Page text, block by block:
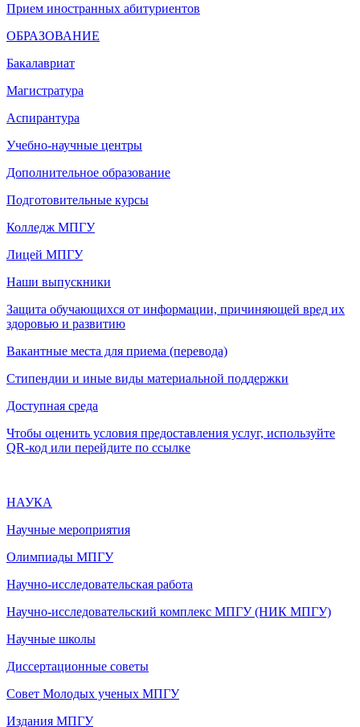
Прием иностранных абитуриентов
ОБРАЗОВАНИЕ
Бакалавриат
Магистратура
Аспирантура
Учебно-научные центры
Дополнительное образование
Подготовительные курсы
Колледж МПГУ
Лицей МПГУ
Наши выпускники
Защита обучающихся от информации, причиняющей вред их
здоровью и развитию
Вакантные места для приема (перевода)
Стипендии и иные виды материальной поддержки
Доступная среда
Чтобы оценить условия предоставления услуг, используйте
QR-код или перейдите по ссылке
НАУКА
Научные мероприятия
Олимпиады МПГУ
Научно-исследовательская работа
Научно-исследовательский комплекс МПГУ (НИК МПГУ)
Научные школы
Диссертационные советы
Совет Молодых ученых МПГУ
Издания МПГУ